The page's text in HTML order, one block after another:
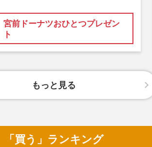
宮前ドーナツおひとつプレゼン
ト
もっと見る
「買う」ランキング